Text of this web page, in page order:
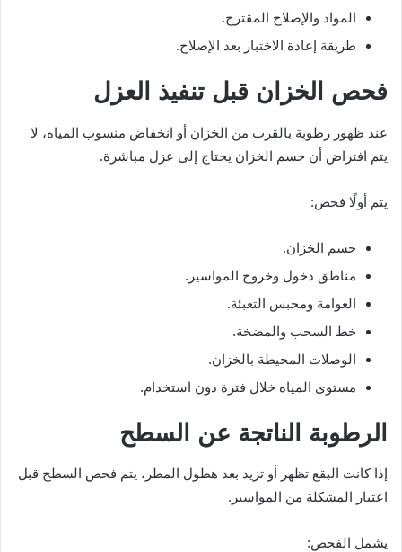
المواد والإصلاح المقترح.
طريقة إعادة الاختبار بعد الإصلاح.
فحص الخزان قبل تنفيذ العزل
عند ظهور رطوبة بالقرب من الخزان أو انخفاض منسوب المياه، لا
يتم افتراض أن جسم الخزان يحتاج إلى عزل مباشرة.
يتم أولًا فحص:
جسم الخزان.
مناطق دخول وخروج المواسير.
العوامة ومحبس التعبئة.
خط السحب والمضخة.
الوصلات المحيطة بالخزان.
مستوى المياه خلال فترة دون استخدام.
الرطوبة الناتجة عن السطح
إذا كانت البقع تظهر أو تزيد بعد هطول المطر، يتم فحص السطح قبل
اعتبار المشكلة من المواسير.
يشمل الفحص: